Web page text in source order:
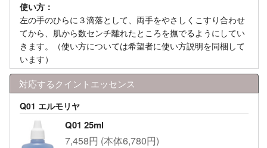
使い方：
左の手のひらに３滴落として、両手をやさしくこすり合わせ
てから、肌から数センチ離れたところを撫でるようにしてい
きます。（使い方については希望者に使い方説明を同梱して
います）
対応するクイントエッセンス
Q01 エルモリヤ
Q01 25ml
7,458円 (本体6,780円)